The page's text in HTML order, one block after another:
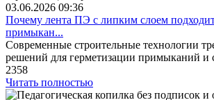
03.06.2026 09:36
Почему лента ПЭ с липким слоем
примыкан...
Современные строительные технологии
решений для герметизации примыканий и
2358
Читать полностью